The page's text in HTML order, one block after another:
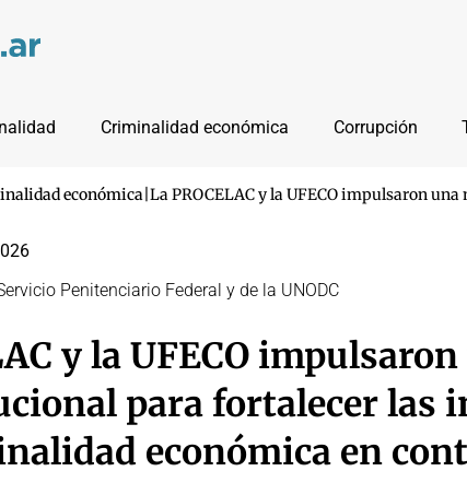
Criminalidad económica Corrupción
económica La PROCELAC y la UFECO impulsaron
Penitenciario Federal y de la UNODC
y la UFECO
para fortalecer las
económica en